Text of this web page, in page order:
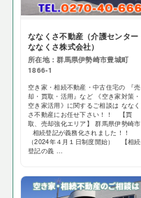
ななくさ不動産（介護センター
ななくさ株式会社）
所在地：群馬県伊勢崎市豊城町
1866-1
空き家・相続不動産・中古住宅の 『売
却・買取・活用』など 《空き家対策・
空き家活用》に関するご相談は ななく
さ不動産にお任せ下さい！！ 【買
取、売却強化エリア】 群馬県伊勢崎市
相続登記が義務化されました！！
（2024年４月１日制度開始） 【相続
登記の義 ...